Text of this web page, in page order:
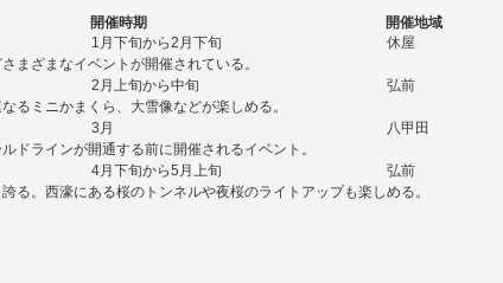
開催時期
開催地域
1月下旬から2月下旬
休屋
まざまなイベントが開催されている。
2月上旬から中旬
弘前
るミニかまくら、大雪像などが楽しめる。
3月
八甲田
ドラインが開通する前に開催されるイベント。
4月下旬から5月上旬
弘前
る。西濠にある桜のトンネルや夜桜のライトアップも楽しめる。